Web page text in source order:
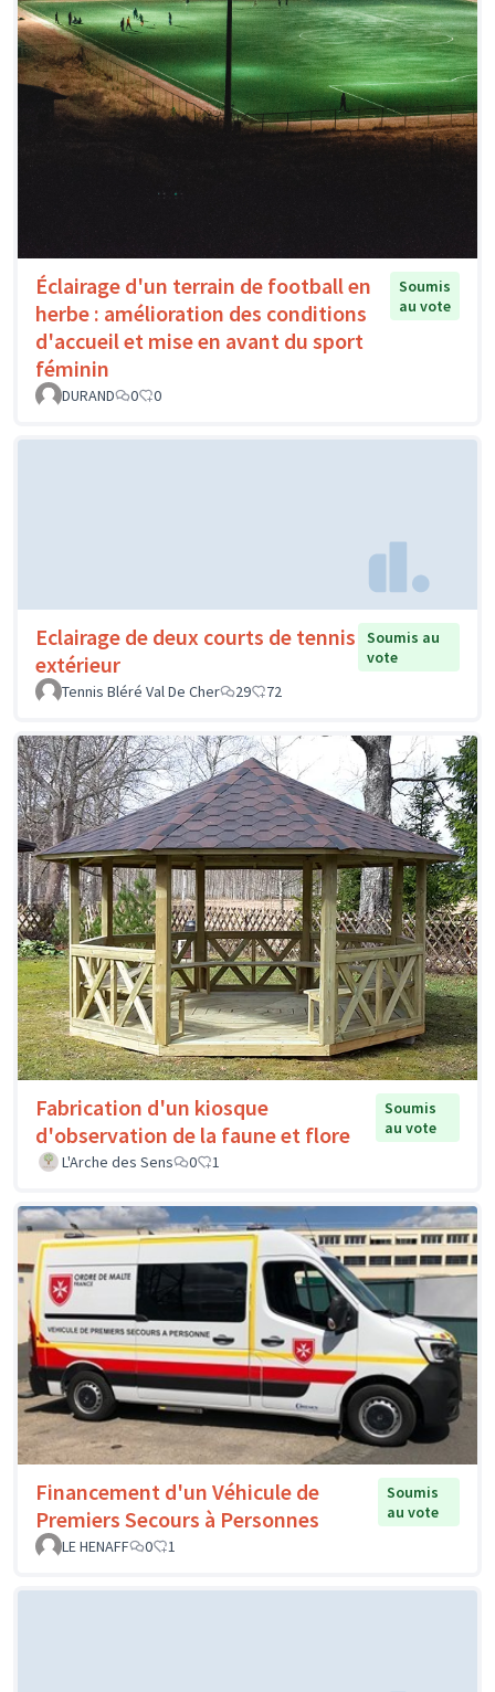
Éclairage d'un terrain de football en
herbe : amélioration des conditions
d'accueil et mise en avant du sport
féminin
Soumis
au vote
DURAND 0 0
Eclairage de deux courts de tennis
extérieur
Soumis au
vote
Tennis Bléré Val De Cher
29 72
Fabrication d'un kiosque
d'observation de la faune et flore
Soumis
au vote
L'Arche des Sens
0 1
Financement d'un Véhicule de
Premiers Secours à Personnes
Soumis
au vote
LE HENAFF
0 1